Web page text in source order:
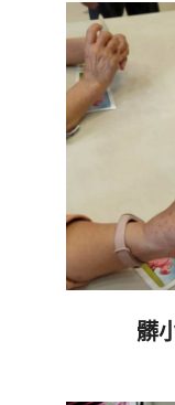
29
髒